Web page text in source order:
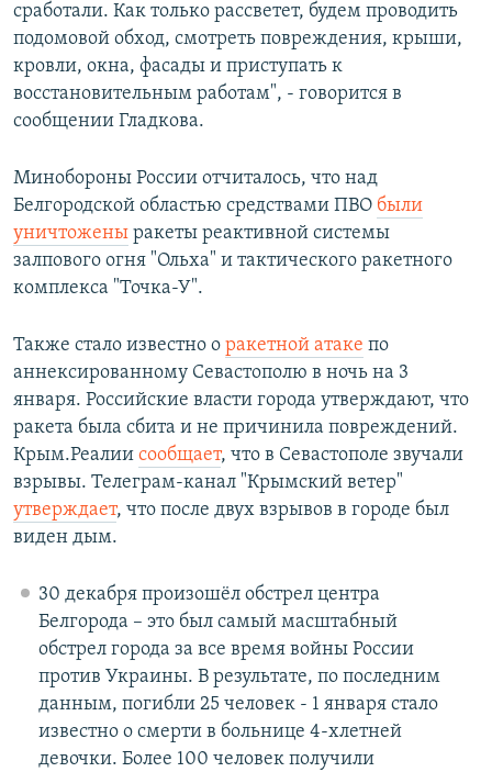
сработали. Как только рассветет, будем проводить
подомовой обход, смотреть повреждения, крыши,
кровли, окна, фасады и приступать к
восстановительным работам", - говорится в
сообщении Гладкова.
Минобороны России отчиталось, что над
Белгородской областью средствами ПВО были
уничтожены ракеты реактивной системы
залпового огня "Ольха" и тактического ракетного
комплекса "Точка-У".
Также стало известно о ракетной атаке по
аннексированному Севастополю в ночь на 3
января. Российские власти города утверждают, что
ракета была сбита и не причинила повреждений.
Крым.Реалии сообщает, что в Севастополе звучали
взрывы. Телеграм-канал "Крымский ветер"
утверждает, что после двух взрывов в городе был
виден дым.
30 декабря произошёл обстрел центра
Белгорода – это был самый масштабный
обстрел города за все время войны России
против Украины. В результате, по последним
данным, погибли 25 человек - 1 января стало
известно о смерти в больнице 4-хлетней
девочки. Более 100 человек получили